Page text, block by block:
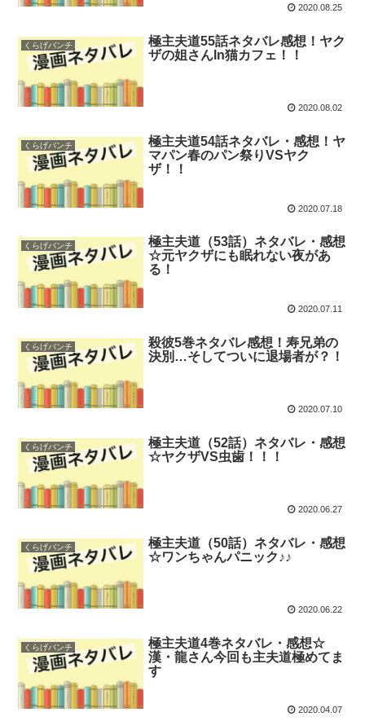
2020.08.25
くらげバンチ
極主夫道55話ネタバレ感想！ヤク
ザの姐さんIn猫カフェ！！
2020.08.02
くらげバンチ
極主夫道54話ネタバレ・感想！ヤ
マパン春のパン祭りVSヤク
ザ！！
2020.07.18
くらげバンチ
極主夫道（53話）ネタバレ・感想
☆元ヤクザにも眠れない夜があ
る！
2020.07.11
くらげバンチ
殺彼5巻ネタバレ感想！寿兄弟の
決別…そしてついに退場者が？！
2020.07.10
くらげバンチ
極主夫道（52話）ネタバレ・感想
☆ヤクザVS虫歯！！！
2020.06.27
くらげバンチ
極主夫道（50話）ネタバレ・感想
☆ワンちゃんパニック♪♪
2020.06.22
くらげバンチ
極主夫道4巻ネタバレ・感想☆
漢・龍さん今回も主夫道極めてま
す
2020.04.07